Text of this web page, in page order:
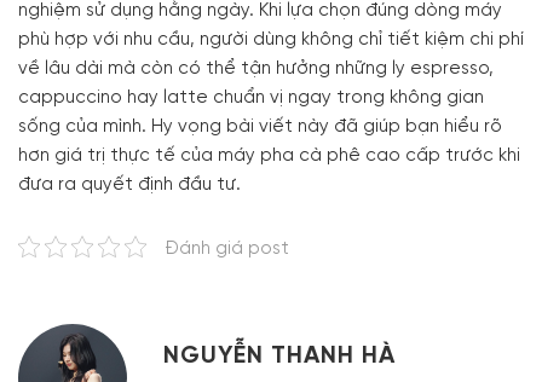
nghiệm sử dụng hằng ngày. Khi lựa chọn đúng dòng máy
phù hợp với nhu cầu, người dùng không chỉ tiết kiệm chi phí
về lâu dài mà còn có thể tận hưởng những ly espresso,
cappuccino hay latte chuẩn vị ngay trong không gian
sống của mình. Hy vọng bài viết này đã giúp bạn hiểu rõ
hơn giá trị thực tế của máy pha cà phê cao cấp trước khi
đưa ra quyết định đầu tư.
Đánh giá post
NGUYỄN THANH HÀ